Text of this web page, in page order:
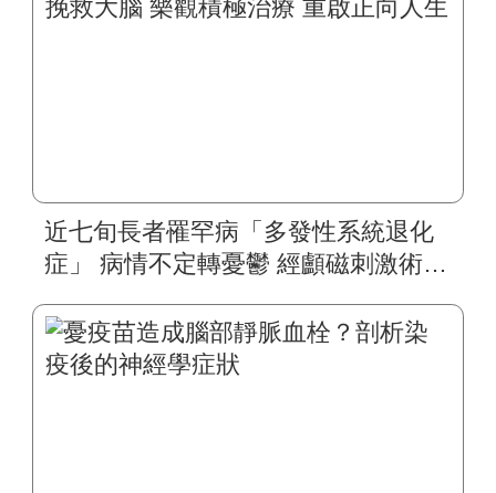
近七旬長者罹罕病「多發性系統退化
症」 病情不定轉憂鬱 經顱磁刺激術挽